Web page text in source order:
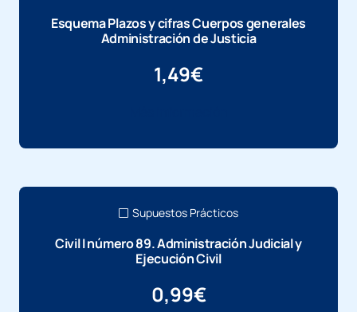
Esquema Plazos y cifras Cuerpos generales
Administración de Justicia
1,49€
Supuestos Prácticos
Civil I número 89. Administración Judicial y
Ejecución Civil
0,99€